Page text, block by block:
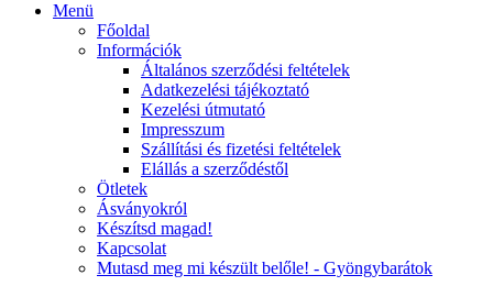
Menü
Főoldal
Információk
Általános szerződési feltételek
Adatkezelési tájékoztató
Kezelési útmutató
Impresszum
Szállítási és fizetési feltételek
Elállás a szerződéstől
Ötletek
Ásványokról
Készítsd magad!
Kapcsolat
Mutasd meg mi készült belőle! - Gyöngybarátok